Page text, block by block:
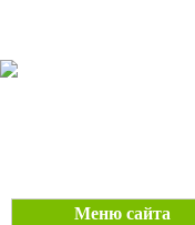
Меню сайта